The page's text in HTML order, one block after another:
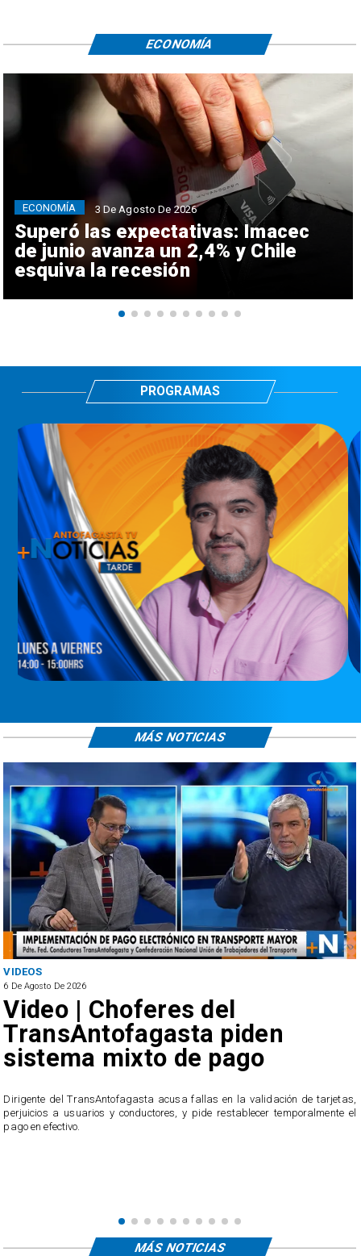
Superó las expectativas: Imacec
de junio avanza un 2,4% y Chile
esquiva la recesión
ECONOMÍA 3 De Agosto De 2026
ECONOMÍA
PROGRAMAS
ANTOFAGASTA
6 De Agosto De 2026
SERNAC oficia a Bipay tras
reclamos por cobros
irregulares en el transporte
El servicio ofició a la empresa tras recibir casi 40 reclamos por parte de los
MÁS NOTICIAS
MÁS NOTICIAS